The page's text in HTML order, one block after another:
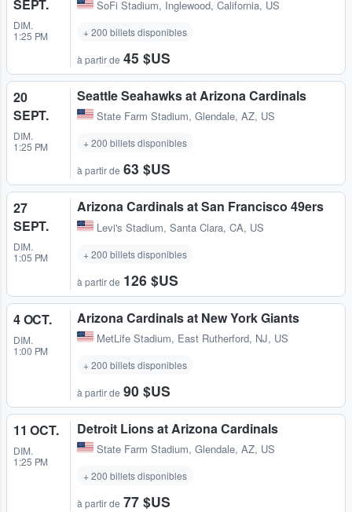
SEPT.
DIM.
1:25 PM
SoFi Stadium, Inglewood, California, US
+ 200 billets disponibles
à partir de 45 $US
20
SEPT.
DIM.
1:25 PM
Seattle Seahawks at Arizona Cardinals
State Farm Stadium, Glendale, AZ, US
+ 200 billets disponibles
à partir de 63 $US
27
SEPT.
DIM.
1:05 PM
Arizona Cardinals at San Francisco 49ers
Levi's Stadium, Santa Clara, CA, US
+ 200 billets disponibles
à partir de 126 $US
4 OCT.
DIM.
1:00 PM
Arizona Cardinals at New York Giants
MetLife Stadium, East Rutherford, NJ, US
+ 200 billets disponibles
à partir de 90 $US
11 OCT.
DIM.
1:25 PM
Detroit Lions at Arizona Cardinals
State Farm Stadium, Glendale, AZ, US
+ 200 billets disponibles
à partir de 77 $US